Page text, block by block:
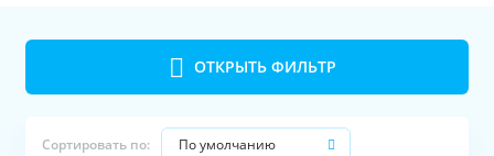
ОТКРЫТЬ ФИЛЬТР
Сортировать по: По умолчанию